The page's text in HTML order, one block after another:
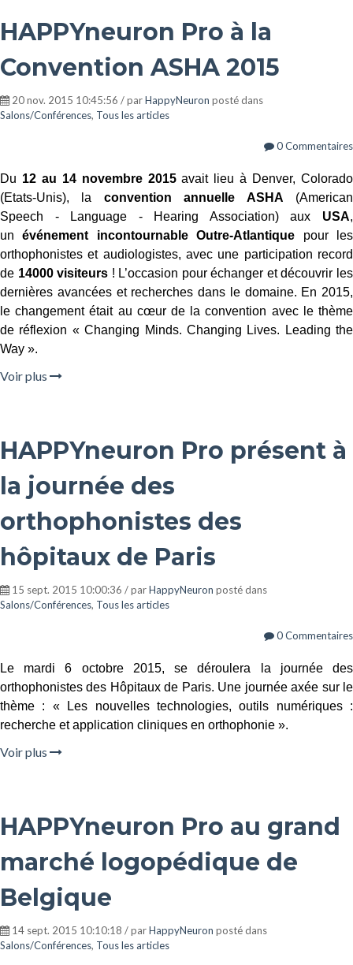
HAPPYneuron Pro à la
Convention ASHA 2015
20 nov. 2015 10:45:56 / parHappyNeuron posté dans
Salons/Conférences, Tous les articles
0 Commentaires
Du 12 au 14 novembre 2015avait lieu à Denver, Colorado
(Etats-Unis), la convention annuelle ASHA (American
Speech - Language - Hearing Association) aux USA,
unévénement incontournable Outre-Atlantique pour les
orthophonistes et audiologistes, avec une participation record
de 14000 visiteurs ! L’occasion pour échanger et découvrir les
dernières avancées et recherches dans le domaine. En 2015,
le changement était au cœur de la convention avec le thème
de réflexion « Changing Minds. Changing Lives. Leading the
Way ».
Voir plus
HAPPYneuron Pro présent à
la journée des
orthophonistes des
hôpitaux de Paris
15 sept. 2015 10:00:36 / parHappyNeuron posté dans
Salons/Conférences, Tous les articles
0 Commentaires
Le mardi 6 octobre 2015, se déroulera la journée des
orthophonistes des Hôpitaux de Paris. Une journée axée sur le
thème : « Les nouvelles technologies, outils numériques :
recherche et application cliniques en orthophonie ».
Voir plus
HAPPYneuron Pro au grand
marché logopédique de
Belgique
14 sept. 2015 10:10:18 / parHappyNeuron posté dans
Salons/Conférences, Tous les articles